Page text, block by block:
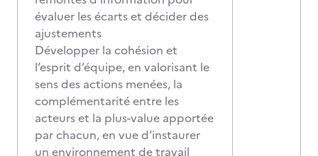
évaluer les écarts et décider des
ajustements
Développer la cohésion et
l’esprit d’équipe, en valorisant le
sens des actions menées, la
complémentarité entre les
acteurs et la plus-value apportée
par chacun, en vue d’instaurer
un environnement de travail